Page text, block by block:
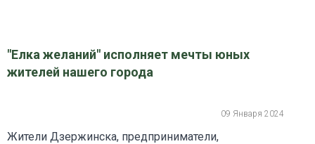
"Елка желаний" исполняет мечты юных
жителей нашего города
09 Января 2024
Жители Дзержинска, предприниматели,